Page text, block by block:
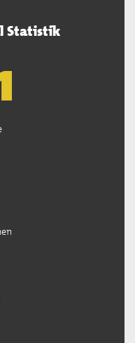
Statistik